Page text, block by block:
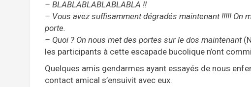
– BLABLABLABLABLABLA !!
– Vous avez suffisamment dégradés maintenant !!!!! On
porte.
– Quoi ? On nous met des portes sur le dos maintenant
les participants à cette escapade bucolique n’ont
Quelques amis gendarmes ayant essayés de nous
contact amical s’ensuivit avec eux.